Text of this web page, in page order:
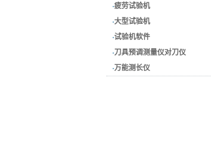
·疲劳试验机
·大型试验机
·试验机软件
·刀具预调测量仪对刀仪
·万能测长仪